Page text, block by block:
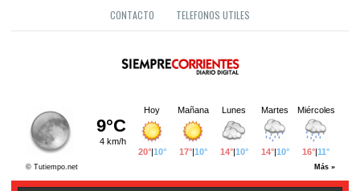
CONTACTO TELEFONOS UTILES